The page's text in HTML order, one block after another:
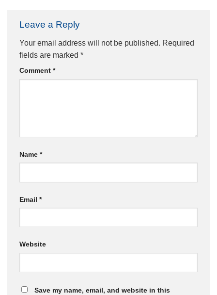
Leave a Reply
Your email address will not be published. Required
fields are marked *
Comment *
Name *
Email *
Website
Save my name, email, and website in this